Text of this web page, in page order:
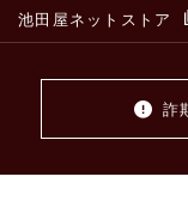
池田屋ネットストア
詐